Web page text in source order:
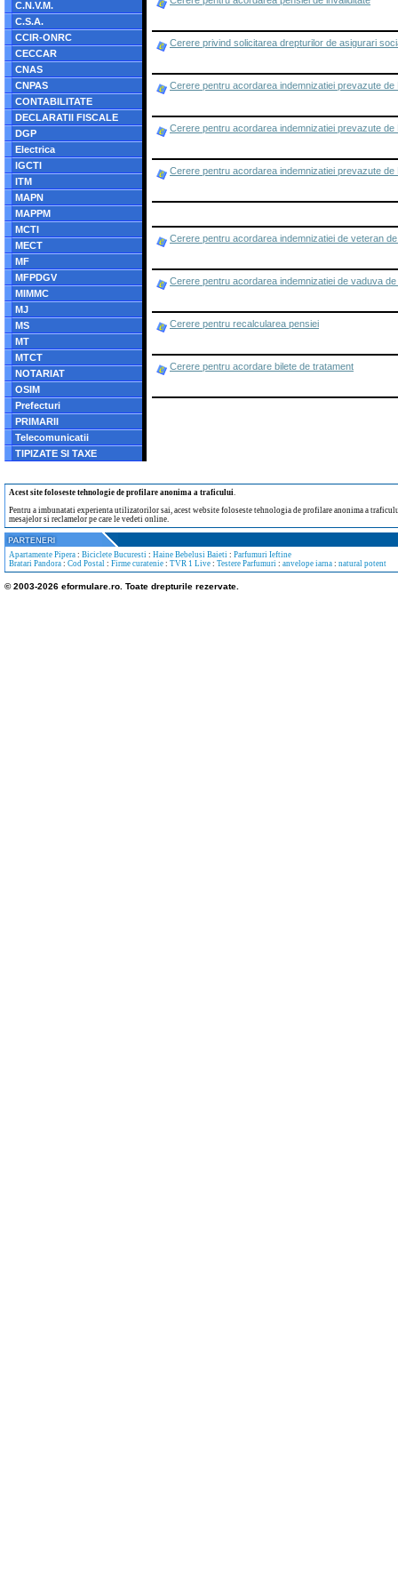
C.N.V.M.
C.S.A.
CCIR-ONRC
CECCAR
CNAS
CNPAS
CONTABILITATE
DECLARATII FISCALE
DGP
Electrica
IGCTI
ITM
MAPN
MAPPM
MCTI
MECT
MF
MFPDGV
MIMMC
MJ
MS
MT
MTCT
NOTARIAT
OSIM
Prefecturi
PRIMARII
Telecomunicatii
TIPIZATE SI TAXE
Cerere privind solicitarea drepturilor de asigurari
Cerere pentru acordarea indemnizatiei prevazute de
Cerere pentru acordarea indemnizatiei prevazute de
Cerere pentru acordarea indemnizatiei prevazute de
Cerere pentru acordarea indemnizatiei de veteran
Cerere pentru acordarea indemnizatiei de vaduva
Cerere pentru recalcularea pensiei
Cerere pentru acordare bilete de tratament
Acest site foloseste tehnologie de profilare anonima a traficului.
Pentru a imbunatati experienta utilizatorilor sai, acest website foloseste tehnologia de profilare anonima a
mesajelor si reclamelor pe care le vedeti online.
Apartamente Pipera : Biciclete Bucuresti : Haine Bebelusi Baieti : Parfumuri Ieftine
Bratari Pandora : Cod Postal : Firme curatenie : TVR 1 Live : Testere Parfumuri : anvelope iarna : natural potent
© 2003-2026 eformulare.ro. Toate drepturile rezervate.